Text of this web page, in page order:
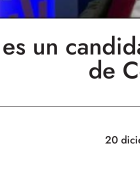
un
de
20